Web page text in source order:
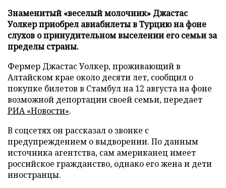
Знаменитый «веселый молочник» Джастас
Уолкер приобрел авиабилеты в Турцию на фоне
слухов о принудительном выселении его семьи за
пределы страны.
Фермер Джастас Уолкер, проживающий в
Алтайском крае около десяти лет, сообщил о
покупке билетов в Стамбул на 12 августа на фоне
возможной депортации своей семьи, передает
РИА «Новости».
В соцсетях он рассказал о звонке с
предупреждением о выдворении. По данным
источника агентства, сам американец имеет
российское гражданство, однако его жена и дети
иностранцы.